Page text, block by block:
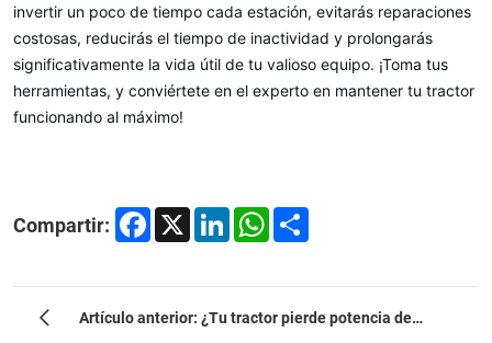
invertir un poco de tiempo cada estación, evitarás reparaciones
costosas, reducirás el tiempo de inactividad y prolongarás
significativamente la vida útil de tu valioso equipo. ¡Toma tus
herramientas, y conviértete en el experto en mantener tu tractor
funcionando al máximo!
Compartir: Facebook
X LinkedInWhatsApp
Artículo anterior: ¿Tu tractor pierde potencia de